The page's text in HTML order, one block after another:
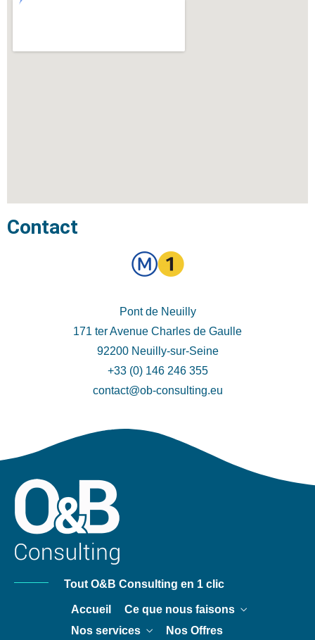
Contact
Pont de Neuilly
171 ter Avenue Charles de Gaulle
92200 Neuilly-sur-Seine
+33 (0) 146 246 355
contact@ob-consulting.eu
Tout O&B Consulting en 1 clic
Accueil
Ce que nous faisons
Nos services
Nos Offres